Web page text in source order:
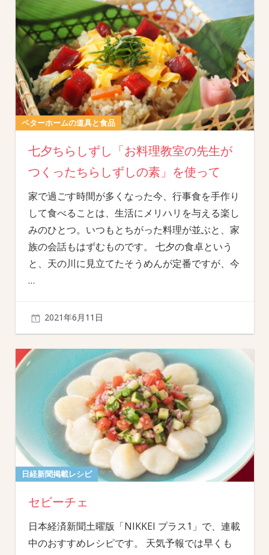
ベターホームの道具と食品
七夕ちらしずし「お料理教室の先生が
つくったちらしずしの素」を使って
家で過ごす時間が多くなった今、行事食を手作り
して食べることは、生活にメリハリを与える楽し
みのひとつ。いつもとちがった料理が並ぶと、家
族の会話もはずむものです。 七夕の食卓という
と、天の川に見立てたそうめんが定番ですが、今
…
2021年6月11日
日経新聞掲載レシピ
セビーチェ
日本経済新聞土曜版「NIKKEI プラス1」で、連載
中のおすすめレシピです。 天気予報では早くも